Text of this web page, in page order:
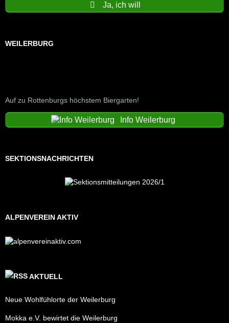
Ja, ich will
WEILERBURG
Auf zu Rottenburgs höchstem Biergarten!
Info Weilerburg
SEKTIONSNACHRICHTEN
ALPENVEREIN AKTIV
AKTUELL
Neue Wohlfühlorte der Weilerburg
Mokka e.V. bewirtet die Weilerburg